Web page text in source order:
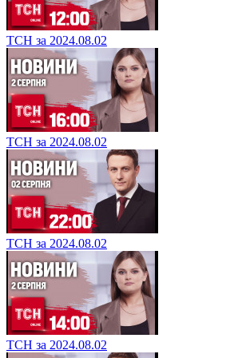
ТСН за 2024.08.02
ТСН за 2024.08.02
ТСН за 2024.08.02
ТСН за 2024.08.02